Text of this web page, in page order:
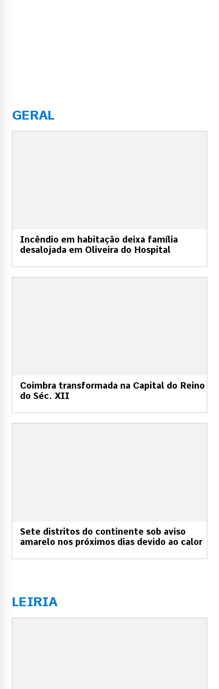
GERAL
Incêndio em habitação deixa família
desalojada em Oliveira do Hospital
Coimbra transformada na Capital do Reino
do Séc. XII
Sete distritos do continente sob aviso
amarelo nos próximos dias devido ao calor
LEIRIA